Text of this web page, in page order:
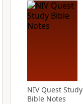
NIV Quest Study
Bible Notes